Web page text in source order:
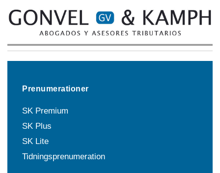
Prenumerationer
SK Premium
SK Plus
SK Lite
Tidningsprenumeration